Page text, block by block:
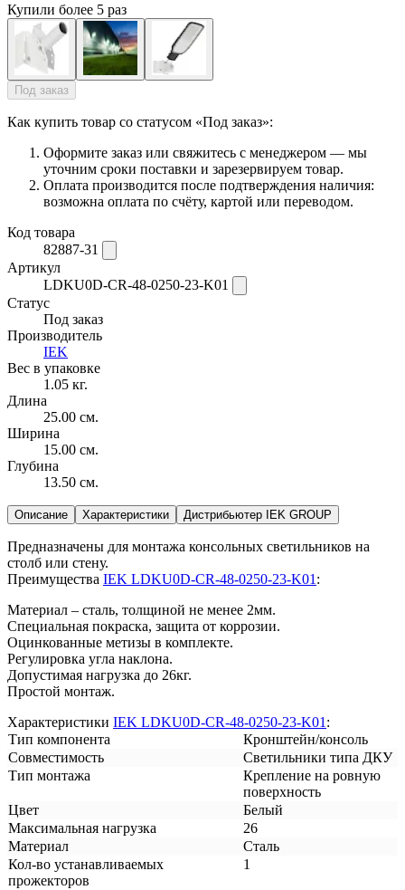
Купили более 5 раз
Под заказ
Как купить товар со статусом «Под заказ»:
Оформите заказ или свяжитесь с менеджером — мы
уточним сроки поставки и зарезервируем товар.
Оплата производится после подтверждения наличия:
возможна оплата по счёту, картой или переводом.
Код товара
82887-31
Артикул
LDKU0D-CR-48-0250-23-K01
Статус
Под заказ
Производитель
IEK
Вес в упаковке
1.05 кг.
Длина
25.00 см.
Ширина
15.00 см.
Глубина
13.50 см.
Описание Характеристики Дистрибьютер IEK GROUP
Предназначены для монтажа консольных светильников на
столб или стену.
Преимущества IEK LDKU0D-CR-48-0250-23-K01 :
Материал – сталь, толщиной не менее 2мм.
Специальная покраска, защита от коррозии.
Оцинкованные метизы в комплекте.
Регулировка угла наклона.
Допустимая нагрузка до 26кг.
Простой монтаж.
Характеристики IEK LDKU0D-CR-48-0250-23-K01 :
Тип компонента
Кронштейн/консоль
Совместимость
Светильники типа ДКУ
Тип монтажа
Крепление на ровную
поверхность
Цвет
Белый
Максимальная нагрузка
26
Материал
Сталь
Кол-во устанавливаемых
прожекторов
1